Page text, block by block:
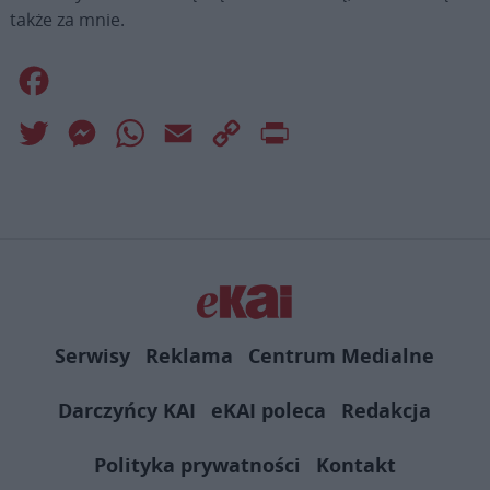
także za mnie.
Twitter MessengerWhatsApp
Email
Copy
Serwisy Reklama
Centrum Medialne
Darczyńcy KAI
eKAI poleca
Redakcja
Polityka prywatności
Kontakt